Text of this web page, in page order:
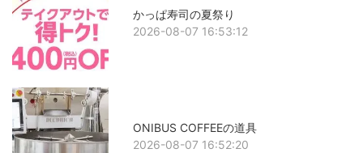
かっぱ寿司の夏祭り
2026-08-07 16:53:12
ONIBUS COFFEEの道具
2026-08-07 16:52:20